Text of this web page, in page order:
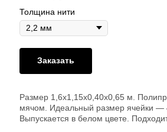
Толщина нити
Заказать
Размер 1,6x1,15x0,40x0,65 м.
мячом. Идеальный размер ячейки —
Выпускается в белом цвете.